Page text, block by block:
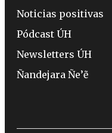
Noticias positivas
Pódcast ÚH
Newsletters ÚH
Ñandejara Ñe’ẽ